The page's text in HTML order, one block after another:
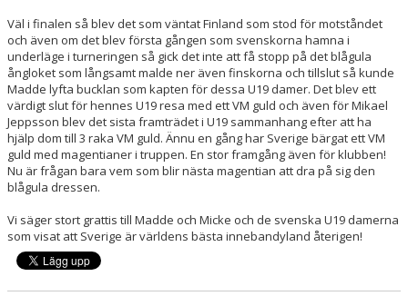
Väl i finalen så blev det som väntat Finland som stod för motståndet
och även om det blev första gången som svenskorna hamna i
underläge i turneringen så gick det inte att få stopp på det blågula
ångloket som långsamt malde ner även finskorna och tillslut så kunde
Madde lyfta bucklan som kapten för dessa U19 damer. Det blev ett
värdigt slut för hennes U19 resa med ett VM guld och även för Mikael
Jeppsson blev det sista framträdet i U19 sammanhang efter att ha
hjälp dom till 3 raka VM guld. Ännu en gång har Sverige bärgat ett VM
guld med magentianer i truppen. En stor framgång även för klubben!
Nu är frågan bara vem som blir nästa magentian att dra på sig den
blågula dressen.
Vi säger stort grattis till Madde och Micke och de svenska U19 damerna
som visat att Sverige är världens bästa innebandyland återigen!